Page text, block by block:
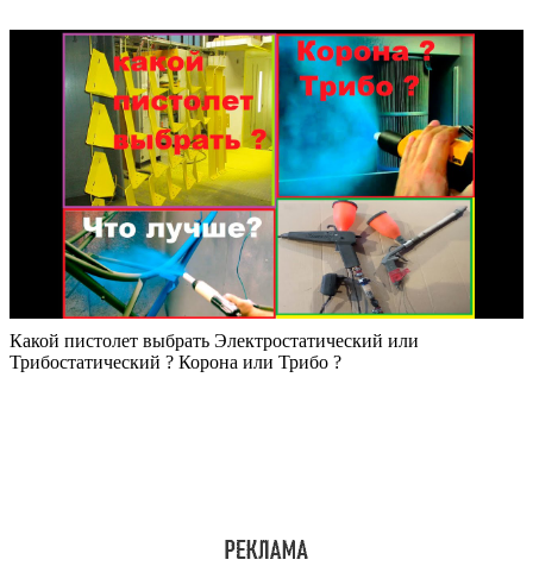
Какой пистолет выбрать Электростатический или
Трибостатический ? Корона или Трибо ?